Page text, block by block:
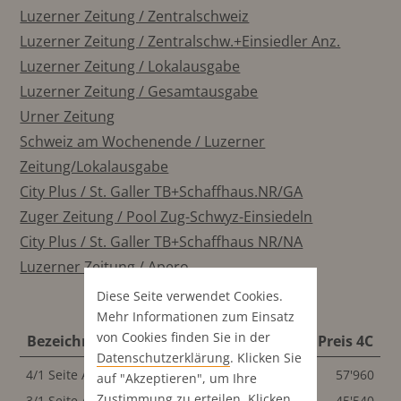
Luzerner Zeitung / Zentralschweiz
Luzerner Zeitung / Zentralschw.+Einsiedler Anz.
Luzerner Zeitung / Lokalausgabe
Luzerner Zeitung / Gesamtausgabe
Urner Zeitung
Schweiz am Wochenende / Luzerner
Zeitung/Lokalausgabe
City Plus / St. Galler TB+Schaffhaus.NR/GA
Zuger Zeitung / Pool Zug-Schwyz-Einsiedeln
City Plus / St. Galler TB+Schaffhaus NR/NA
Luzerner Zeitung / Apero
Bezeichnung Format Preis 4C
4/1 Seite Anzeigenstrasse 291x440 mm
57'960
Diese Seite verwendet Cookies.
Mehr Informationen zum Einsatz
von Cookies finden Sie in der
Datenschutz­erklärung. Klicken Sie
auf "Akzeptieren", um Ihre